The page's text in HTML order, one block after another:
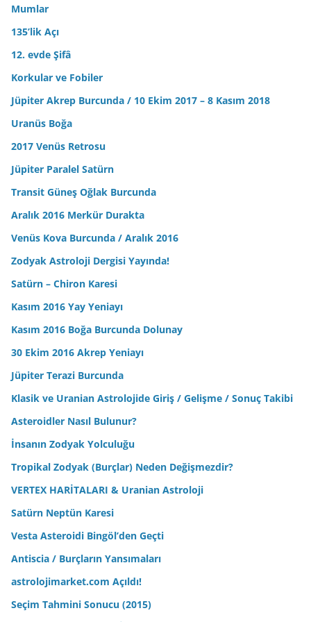
Mumlar
135’lik Açı
12. evde Şifâ
Korkular ve Fobiler
Jüpiter Akrep Burcunda / 10 Ekim 2017 – 8 Kasım 2018
Uranüs Boğa
2017 Venüs Retrosu
Jüpiter Paralel Satürn
Transit Güneş Oğlak Burcunda
Aralık 2016 Merkür Durakta
Venüs Kova Burcunda / Aralık 2016
Zodyak Astroloji Dergisi Yayında!
Satürn – Chiron Karesi
Kasım 2016 Yay Yeniayı
Kasım 2016 Boğa Burcunda Dolunay
30 Ekim 2016 Akrep Yeniayı
Jüpiter Terazi Burcunda
Klasik ve Uranian Astrolojide Giriş / Gelişme / Sonuç Takibi
Asteroidler Nasıl Bulunur?
İnsanın Zodyak Yolculuğu
Tropikal Zodyak (Burçlar) Neden Değişmezdir?
VERTEX HARİTALARI & Uranian Astroloji
Satürn Neptün Karesi
Vesta Asteroidi Bingöl’den Geçti
Antiscia / Burçların Yansımaları
astrolojimarket.com Açıldı!
Seçim Tahmini Sonucu (2015)